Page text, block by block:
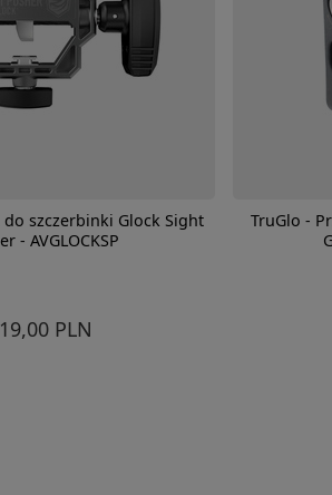
do szczerbinki Glock Sight
- AVGLOCKSP
PLN
TruGlo -